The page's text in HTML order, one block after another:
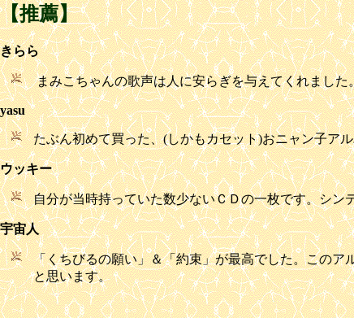
【推薦】
きらら
まみこちゃんの歌声は人に安らぎを与えてくれまし
yasu
たぶん初めて買った、(しかもカセット)おニャン子ア
ウッキー
自分が当時持っていた数少ないＣＤの一枚です。シン
宇宙人
「くちびるの願い」＆「約束」が最高でした。この
と思います。